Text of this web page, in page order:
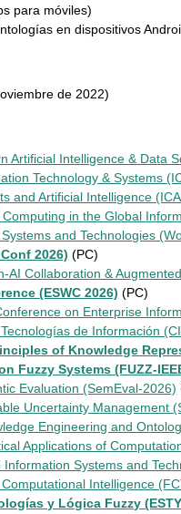
para móviles)
en dispositivos
de 2022)
Artificial Intelligence & Data
Technology & Systems
and Artificial Intelligence
in the Global
and Technologies
2026) (PC)
Collaboration &
(ESWC 2026) (PC)
on Enterprise
de Información
of Knowledge
Fuzzy Systems (FUZZ-
Evaluation (SemEval-2026)
Uncertainty Management
Engineering and
Applications of
Systems and
Intelligence
y Lógica Fuzzy